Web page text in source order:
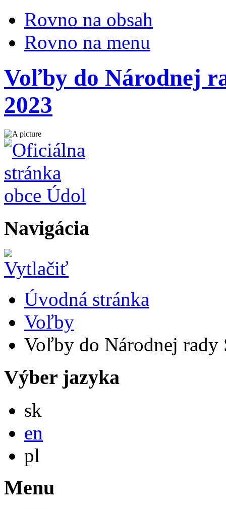
Rovno na obsah
Rovno na menu
Voľby do Národnej
2023
Navigácia
Úvodná stránka
Voľby
Voľby do Národnej rady
Výber jazyka
sk
en
pl
Menu